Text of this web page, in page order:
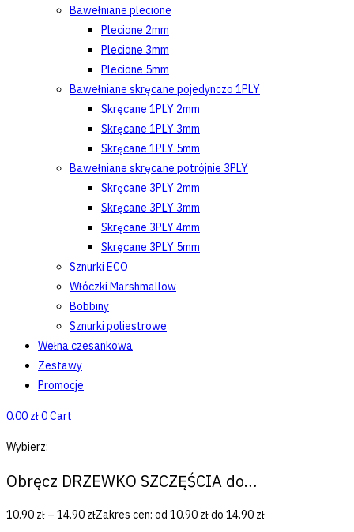
Bawełniane plecione
Plecione 2mm
Plecione 3mm
Plecione 5mm
Bawełniane skręcane pojedynczo 1PLY
Skręcane 1PLY 2mm
Skręcane 1PLY 3mm
Skręcane 1PLY 5mm
Bawełniane skręcane potrójnie 3PLY
Skręcane 3PLY 2mm
Skręcane 3PLY 3mm
Skręcane 3PLY 4mm
Skręcane 3PLY 5mm
Sznurki ECO
Włóczki Marshmallow
Bobbiny
Sznurki poliestrowe
Wełna czesankowa
Zestawy
Promocje
0.00 zł0Cart
Wybierz:
Obręcz DRZEWKO SZCZĘŚCIA do…
10.90 zł – 14.90 złZakres cen: od 10.90 zł do 14.90 zł